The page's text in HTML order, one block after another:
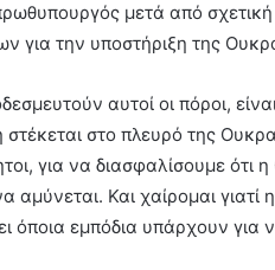
μετά από
για την υποστήριξη της
αυτοί οι πόροι,
στο πλευρό της
για να διασφαλίσουμε ότι
αμύνεται. Και χαίρομαι
όποια εμπόδια υπάρχουν για